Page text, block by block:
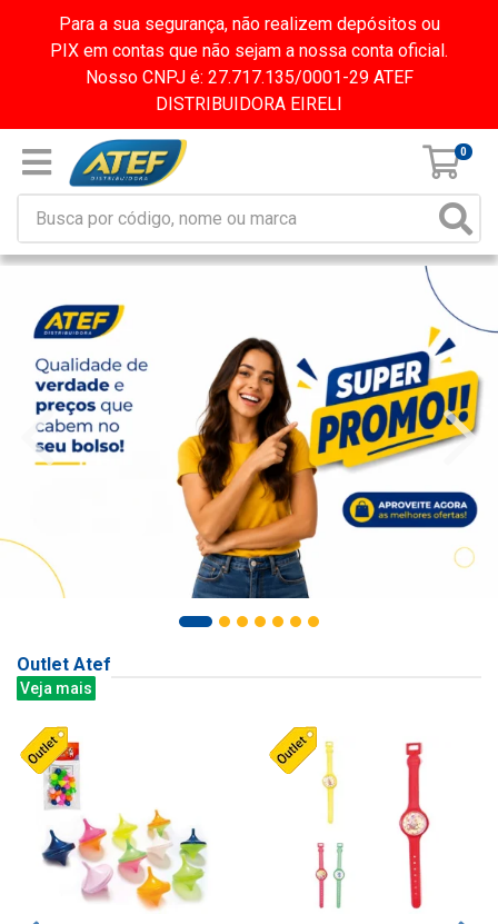
Para a sua segurança, não realizem depósitos ou
PIX em contas que não sejam a nossa conta oficial.
Nosso CNPJ é: 27.717.135/0001-29 ATEF
DISTRIBUIDORA EIRELI
0
Outlet Atef
Veja mais